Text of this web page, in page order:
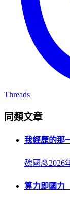
Threads
同類文章
我經歷的那
魏國彥2026
算力即國力